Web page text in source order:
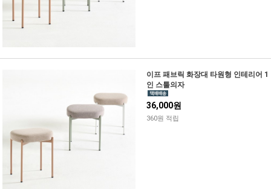
이프 패브릭 화장대 타원형 인테리어 1
인 스툴의자
36,000원
360원 적립